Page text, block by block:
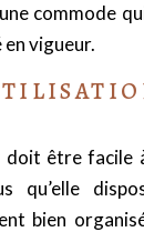
commode
vigueur.
doit être facile
qu’elle
bien